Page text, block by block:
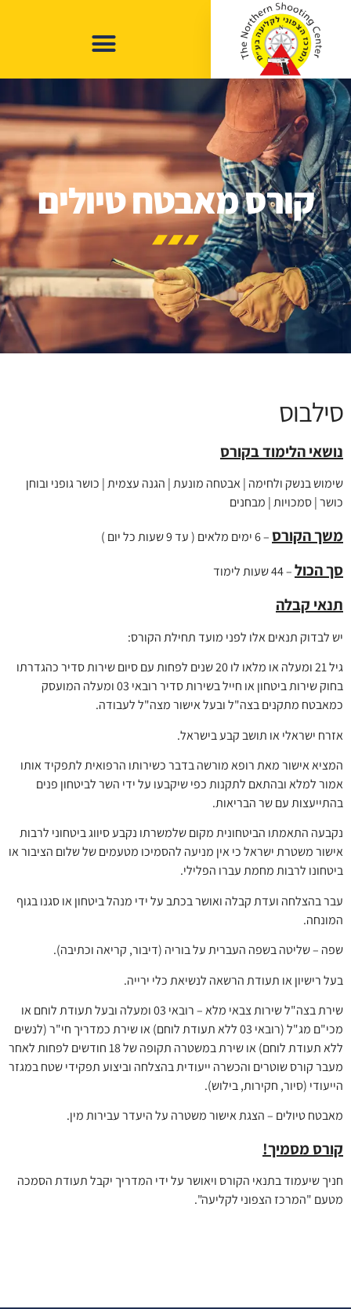
קורס מאבטח טיולים
סילבוס
נושאי הלימוד בקורס
שימוש בנשק ולחימה | אבטחה מונעת | הגנה עצמית | כושר גופני ובוחן
כושר | סמכויות | מבחנים
משך הקורס – 6 ימים מלאים ( עד 9 שעות כל יום )
סך הכול– 44 שעות לימוד
תנאי קבלה
יש לבדוק תנאים אלו לפני מועד תחילת הקורס:
גיל 21 ומעלה או מלאו לו 20 שנים לפחות עם סיום שירות סדיר כהגדרתו
בחוק שירות ביטחון או חייל בשירות סדיר רובאי 03 ומעלה המועסק
כמאבטח מתקנים בצה"ל ובעל אישור מצה"ל לעבודה.
אזרח ישראלי או תושב קבע בישראל.
המציא אישור מאת רופא מורשה בדבר כשירותו הרפואית לתפקיד אותו
אמור למלא ובהתאם לתקנות כפי שיקבעו על ידי השר לביטחון פנים
בהתייעצות עם שר הבריאות.
נקבעה התאמתו הביטחונית מקום שלמשרתו נקבע סיווג ביטחוני לרבות
אישור משטרת ישראל כי אין מניעה להסמיכו מטעמים של שלום הציבור או
ביטחונו לרבות מחמת עברו הפלילי.
עבר בהצלחה ועדת קבלה ואושר בכתב על ידי מנהל ביטחון או סגנו בגוף
המונחה.
שפה – שליטה בשפה העברית על בוריה (דיבור, קריאה וכתיבה).
בעל רישיון או תעודת הרשאה לנשיאת כלי ירייה.
שירת בצה"ל שירות צבאי מלא – רובאי 03 ומעלה ובעל תעודת לוחם או
מכי"ם מג"ל (רובאי 03 ללא תעודת לוחם) או שירת כמדריך חי"ר (לנשים
ללא תעודת לוחם) או שירת במשטרה תקופה של 18 חודשים לפחות לאחר
מעבר קורס שוטרים והכשרה ייעודית בהצלחה וביצוע תפקידי שטח במגזר
הייעודי (סיור, חקירות, בילוש).
מאבטח טיולים – הצגת אישור משטרה על היעדר עבירות מין.
קורס מסמיך!
חניך שיעמוד בתנאי הקורס ויאושר על ידי המדריך יקבל תעודת הסמכה
מטעם "המרכז הצפוני לקליעה".